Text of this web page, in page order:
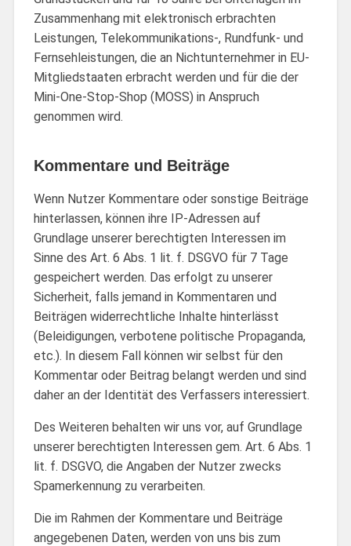
Zusammenhang mit elektronisch erbrachten
Leistungen, Telekommunikations-, Rundfunk- und
Fernsehleistungen, die an Nichtunternehmer in EU-
Mitgliedstaaten erbracht werden und für die der
Mini-One-Stop-Shop (MOSS) in Anspruch
genommen wird.
Kommentare und Beiträge
Wenn Nutzer Kommentare oder sonstige Beiträge
hinterlassen, können ihre IP-Adressen auf
Grundlage unserer berechtigten Interessen im
Sinne des Art. 6 Abs. 1 lit. f. DSGVO für 7 Tage
gespeichert werden. Das erfolgt zu unserer
Sicherheit, falls jemand in Kommentaren und
Beiträgen widerrechtliche Inhalte hinterlässt
(Beleidigungen, verbotene politische Propaganda,
etc.). In diesem Fall können wir selbst für den
Kommentar oder Beitrag belangt werden und sind
daher an der Identität des Verfassers interessiert.
Des Weiteren behalten wir uns vor, auf Grundlage
unserer berechtigten Interessen gem. Art. 6 Abs. 1
lit. f. DSGVO, die Angaben der Nutzer zwecks
Spamerkennung zu verarbeiten.
Die im Rahmen der Kommentare und Beiträge
angegebenen Daten, werden von uns bis zum